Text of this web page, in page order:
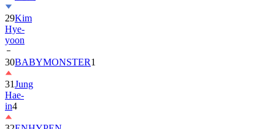
Hye-
yoon
30BABYMONSTER
31Jung
Hae-
in4
32ENHYPEN